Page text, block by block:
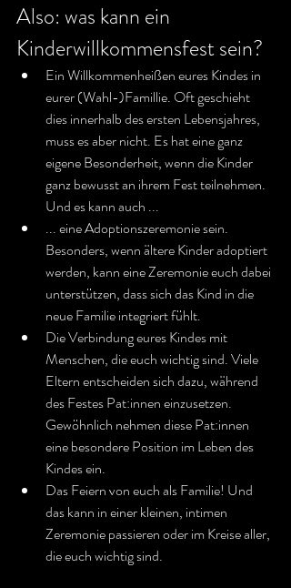
Also: was kann ein
Kinderwillkommensfest sein?
Ein Willkommenheißen eures Kindes in
eurer (Wahl-)Famillie. Oft geschieht
dies innerhalb des ersten Lebensjahres,
muss es aber nicht. Es hat eine ganz
eigene Besonderheit, wenn die Kinder
ganz bewusst an ihrem Fest teilnehmen.
Und es kann auch ...
... eine Adoptionszeremonie sein.
Besonders, wenn ältere Kinder adoptiert
werden, kann eine Zeremonie euch dabei
unterstützen, dass sich das Kind in die
neue Familie integriert fühlt.
Die Verbindung eures Kindes mit
Menschen, die euch wichtig sind. Viele
Eltern entscheiden sich dazu, während
des Festes Pat:innen einzusetzen.
Gewöhnlich nehmen diese Pat:innen
eine besondere Position im Leben des
Kindes ein.
Das Feiern von euch als Familie! Und
das kann in einer kleinen, intimen
Zeremonie passieren oder im Kreise aller,
die euch wichtig sind.